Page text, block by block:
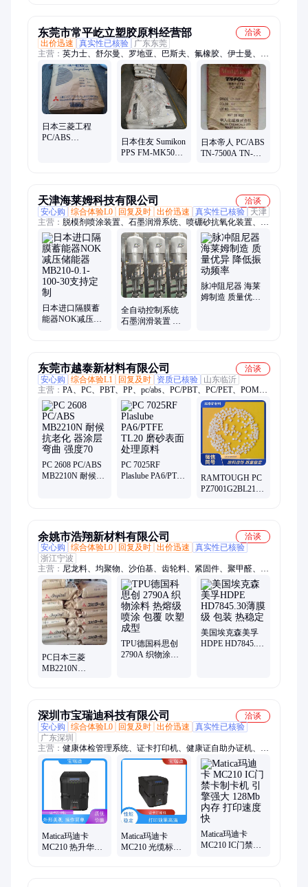
东莞市常平屹立塑胶原料经营部
洽谈
出价迅速
真实性已核验
广东东莞
主营： 英力士、舒尔曼、罗地亚、巴斯夫、氟橡胶、伊士曼、雪
佛龙、吉力士、普立万、赫斯特、旭硝子、耐蒸汽、旭化成、泰
科纳、尤吉可、斯泰隆、伊斯曼、韩国锦湖、德国胶宝、化学工
业、沙伯基础、英国壳牌、原厂原包、龙宇化工、三井化学
日本三菱工程
PC/ABS
RTB9015E6
日本住友 Sumikon
PPS FM-MK505
日本帝人 PC/ABS
TN-7500A TN-
天津海莱姆科技有限公司
洽谈
安心购
综合体验L0 回复及时 出价迅速 真实性已核验
天津
主营： 脱模剂喷涂装置、石墨润滑系统、喷硼砂抗氧化装置、蓄
能器组、不锈钢蓄能器、特殊蓄能器、阻尼器、储能器、自动化
设备
日本进口隔膜蓄
能器NOK减压储
全自动控制系统
石墨润滑装置 耐
脉冲阻尼器 海莱
姆制造 质量优异
东莞市越泰新材料有限公司
洽谈
安心购
综合体验L1 回复及时 资质已核验
山东临沂
主营： PA、PC、PBT、PP、pc/abs、PC/PBT、PC/PET、POM、
LCP、PPS、耐高温、耐化学、耐低温、代替金属、弹性体
PC 2608 PC/ABS
MB2210N 耐候抗
PC 7025RF
Plaslube PA6/PTFE
RAMTOUGH PC
PZ7001G2BL218
余姚市浩翔新材料有限公司
洽谈
安心购
综合体验L0 回复及时 出价迅速
真实性已核验
浙江宁波
主营： 尼龙料、均聚物、沙伯基、齿轮料、紧固件、聚甲醛、子
电气、高耐磨、PC、POM、PA66、POE、ABS、PCTG、
PETG、PA12
PC日本三菱
MB2210N
TPU德国科思创
2790A 织物涂料
美国埃克森美孚
HDPE HD7845.30
深圳市宝瑞迪科技有限公司
洽谈
安心购
综合体验L0 回复及时 出价迅速
真实性已核验
广东深圳
主营： 健康体检管理系统、证卡打印机、健康证自助办证机、
PVC卡类印刷、读者证、健康证卡、Rfid高频超高频图书标签、
从业人员健康体检管理软件、健康证自助证卡打印机、从业人员
健康管理系统、从业人员电子健康证、体检管理系统、校园一卡
通、光缆吊牌卡、磁条卡、健康证、体检系统、PVC证卡打印
机、国产证卡打印机、人像卡证卡打印机、从业人员体检管理系
统、义齿质保卡、便携式一体机、社保卡打印机、桌面式打印机
Matica玛迪卡
MC210 热升华证
Matica玛迪卡
MC210 光缆标牌
Matica玛迪卡
MC210 IC门禁卡